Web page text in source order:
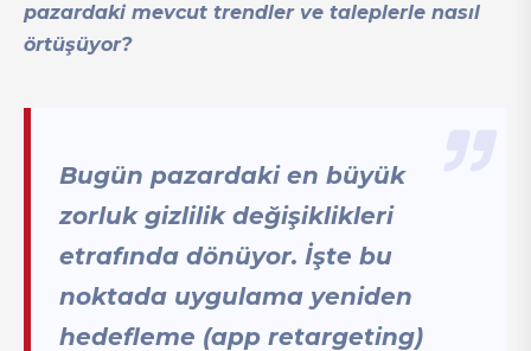
pazardaki mevcut trendler ve taleplerle nasıl
örtüşüyor?
Bugün pazardaki en büyük
zorluk gizlilik değişiklikleri
etrafında dönüyor. İşte bu
noktada uygulama yeniden
hedefleme (app retargeting)